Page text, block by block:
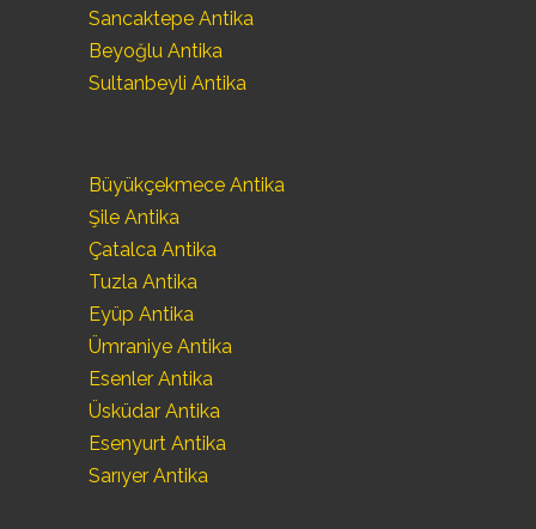
Sancaktepe Antika
Beyoğlu Antika
Sultanbeyli Antika
Büyükçekmece Antika
Şile Antika
Çatalca Antika
Tuzla Antika
Eyüp Antika
Ümraniye Antika
Esenler Antika
Üsküdar Antika
Esenyurt Antika
Sarıyer Antika